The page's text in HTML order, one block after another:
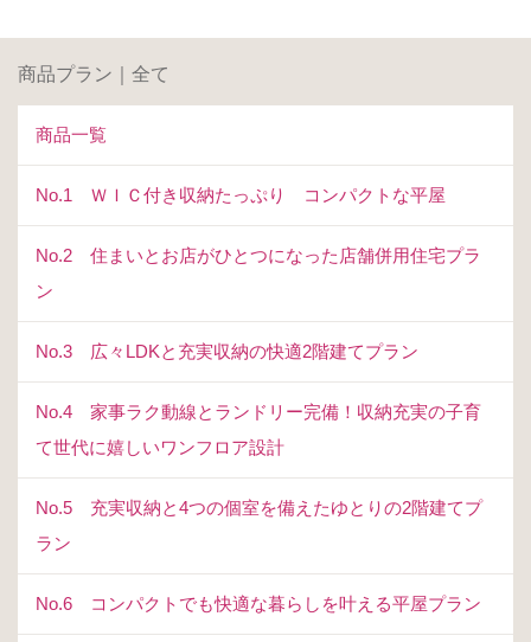
商品プラン｜全て
商品一覧
No.1 ＷＩＣ付き収納たっぷり コンパクトな平屋
No.2 住まいとお店がひとつになった店舗併用住宅プラ
ン
No.3 広々LDKと充実収納の快適2階建てプラン
No.4 家事ラク動線とランドリー完備！収納充実の子育
て世代に嬉しいワンフロア設計
No.5 充実収納と4つの個室を備えたゆとりの2階建てプ
ラン
No.6 コンパクトでも快適な暮らしを叶える平屋プラン